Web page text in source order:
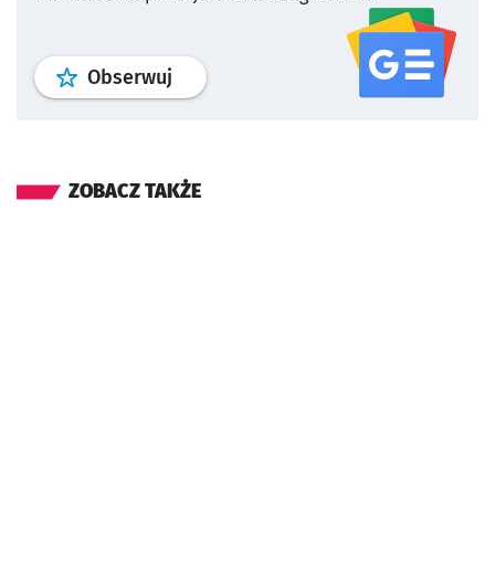
Obserwuj profil serwisu
ZOBACZ TAKŻE